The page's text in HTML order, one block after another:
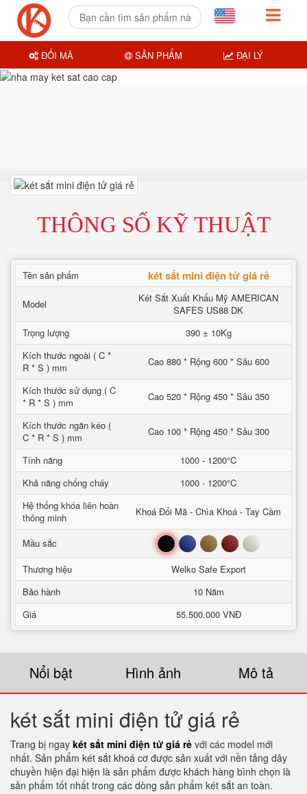
THÔNG SỐ KỸ THUẬT
Tên sản phẩm két sắt mini điện tử giá rẻ
Model
Két Sắt Xuất Khẩu Mỹ AMERICAN
SAFES US88 DK
Trọng lượng
390 ± 10Kg
Kích thước ngoài ( C *
R * S ) mm
Cao 880 * Rộng 600 * Sâu 600
Kích thước sử dụng ( C
* R * S ) mm
Cao 520 * Rộng 450 * Sâu 350
Kích thước ngăn kéo (
C * R * S ) mm
Cao 100 * Rộng 450 * Sâu 300
Tính năng
1000 - 1200°C
Khả năng chống cháy
1000 - 1200°C
Hệ thống khóa liên hoàn
thông minh
Khoá Đổi Mã - Chìa Khoá - Tay Cầm
Mầu sắc Đen Xanh Nâu Đỏ Trắng
Thương hiệu
Welko Safe Export
Bảo hành
10 Năm
Giá
55.500.000 VNĐ
Nổi bật Hình ảnh Mô tả
két sắt mini điện tử giá rẻ
Trang bị ngay két sắt mini điện tử giá rẻ với các model mới
nhất. Sản phẩm két sắt khoá cơ được sản xuất với nền tảng dây
chuyền hiện đại hiện là sản phẩm được khách hàng bình chọn là
sản phẩm tốt nhất trong các dòng sản phẩm két sắt an toàn.
ĐỔI MÃ SẢN PHẨM ĐẠI LÝ